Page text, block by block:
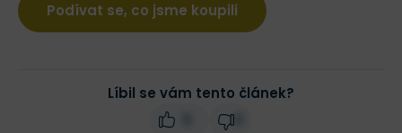
Podívat se, co jsme koupili
Líbil se vám tento článek?